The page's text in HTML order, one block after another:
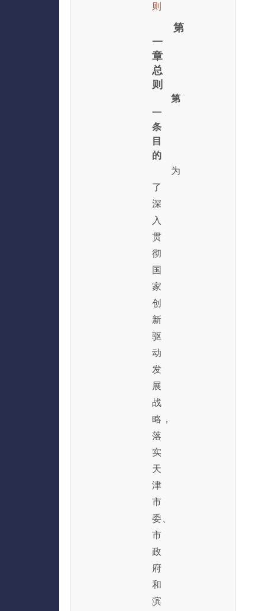
则
第
一
章
总
则
第
一
条
目
的
为
了
深
入
贯
彻
国
家
创
新
驱
动
发
展
战
略，
落
实
天
津
市
委、
市
政
府
和
滨